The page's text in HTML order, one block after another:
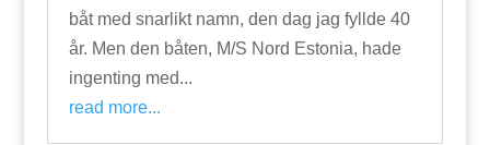
båt med snarlikt namn, den dag jag fyllde 40
år. Men den båten, M/S Nord Estonia, hade
ingenting med...
read more...